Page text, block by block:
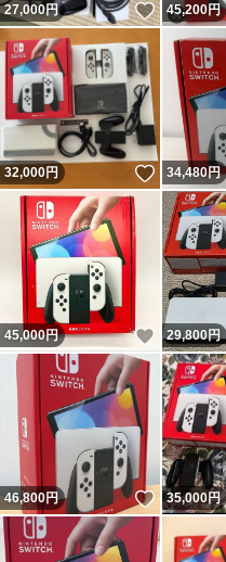
27,000円 いいね！
45,200円
32,000円 いいね！
34,480円
45,000円 いいね！
29,800円
46,800円 いいね！
35,000円